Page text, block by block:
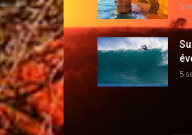
5
5